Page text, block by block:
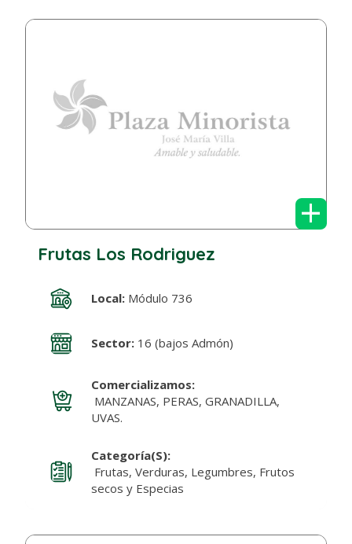
+
Frutas Los Rodriguez
Local:Módulo 736
Sector:16 (bajos Admón)
Comercializamos:
MANZANAS, PERAS, GRANADILLA,
UVAS.
Categoría(s):
Frutas, Verduras, Legumbres, Frutos
secos y Especias